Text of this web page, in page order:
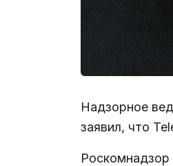
Надзорное
заявил, что
Роскомнадзор